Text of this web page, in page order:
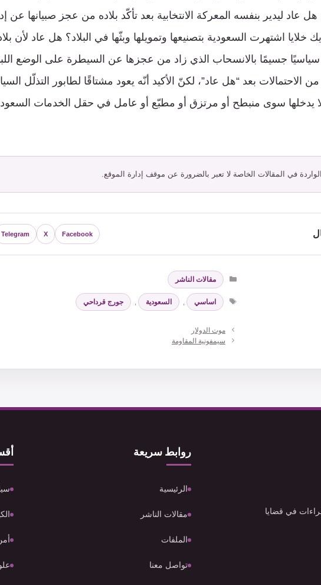
عاد ليدير بنفسه المعركة الانتخابية بعد تأكّد بلاده من عجز صبيانها عن
خلايا اشتهرت السعودية بتصنيعها وتمويلها وبثّها في البلاد؟ هل عاد لأن
جسيمًا بالانسحاب الذي زاد من عجزها عن السيطرة على الوضع
من الاحتمالات بعد “هل عاد”، لكنّ الأكيد أنّه يعود مشتاقًا لطابور التذلّل
لا يدخلها سوى منبطح أو مرتزق أو مطبّع أو عامل في حقل الخدمات
الواردة في المقالات الخاصة لا تعبر بالضرورة عن موقف إدارة الموقع.
Facebook
X
Telegram
التصنيفات
مقالات الناشر
الوسوم
اساسي , السعودية , جورج قرداحي
موت الدولار
سيمفونية المقاومة
في قضايا
روابط سريعة
الرئيسية
مقالات الناشر
الملفات
تواصل معنا